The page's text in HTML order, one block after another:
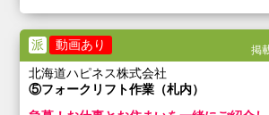
派 動画あり 掲
北海道ハピネス株式会社
⑤フォークリフト作業（札内）